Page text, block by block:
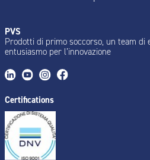
PVS
Prodotti di primo soccorso, un team di
entusiasmo per l’innovazione
Certifications